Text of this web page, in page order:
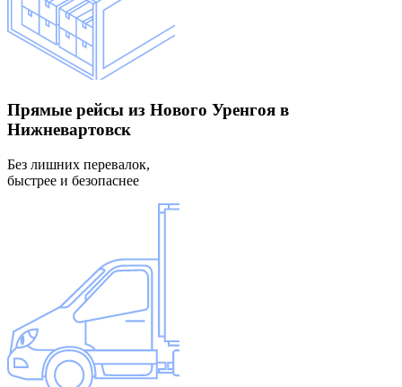
Прямые рейсы из Нового Уренгоя в
Нижневартовск
Без лишних перевалок,
быстрее и безопаснее